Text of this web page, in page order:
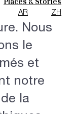
FAQ
& Culture
AR ZH
et
Nous
le
et
notre
la